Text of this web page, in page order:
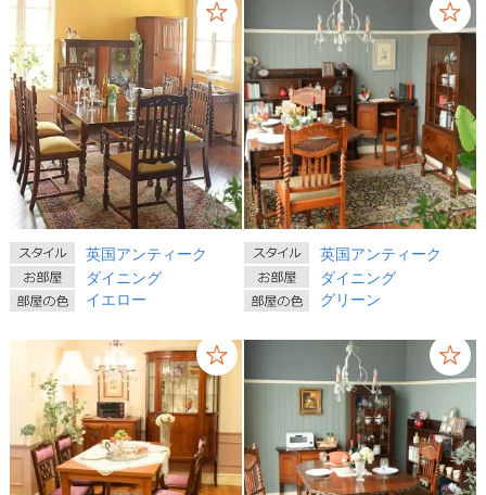
英国アンティーク
ダイニング
イエロー
英国アンティーク
ダイニング
グリーン